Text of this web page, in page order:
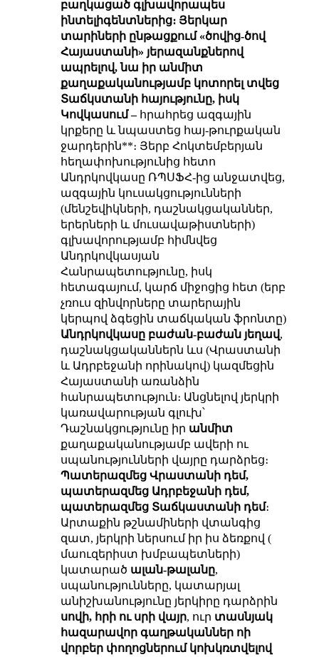
բաղկացած գլխավորապես
ինտելիգենտներից։ Յերկար
տարիների ընթացքում «ծովից-ծով
Հայաստանի» յերազանքներով
ապրելով, նա իր անմիտ
քաղաքականությամբ կոտորել տվեց
Տաճկստանի հայությունը, իսկ
Կովկասում – հրահրեց ազգային
կրքերը և նպաստեց հայ-թուրքական
ջարդերին**։ Յերբ Հոկտեմբերյան
հեղափոխությունից հետո
Անդրկովկասը ՌՊՍՖՀ-ից անջատվեց,
ազգային կուսակցությունների
(մենշեվիկների, դաշնակցականներ,
երերների և մուսավաթիստների)
գլխավորությամբ հիմնվեց
Անդրկովկասյան
Հանրապետությունը, իսկ
հետագայում, կարճ միջոցից հետ (երբ
չռուս զինվորները տարերային
կերպով ձգեցին տաճկական ֆրոնտը)
Անդրկովկասը բաժան-բաժան յեղավ,
դաշնակցականներն ևս (Վրաստանի
և Ադրբեջանի որինակով) կազմեցին
Հայաստանի առանձին
հանրապետություն։ Անցնելով յերկրի
կառավարության գլուխ՝
Դաշնակցությունը իր անմիտ
քաղաքականությամբ ավերի ու
սպանությունների վայրը դարձրեց։
Պատերազմեց Վրաստանի դեմ,
պատերազմեց Ադրբեջանի դեմ,
պատերազմեց Տաճկաստանի դեմ։
Արտաքին թշնամիների վտանգից
զատ, յերկրի ներսում իր իս ձեռքով (
մաուզերիստ խմբապետների)
կատարած ալան-թալանը,
սպանությունները, կատարյալ
անիշխանությունը յերկիրը դարձրին
սովի, հրի ու սրի վայր, ուր տասնյակ
հազարավոր գաղթականներ ոի
վորբեր փողոցներում կոխկռտվելով